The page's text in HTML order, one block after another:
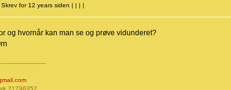
Skrev for 12 years siden | | | |
og hvornår kan man se og prøve vidunderet?